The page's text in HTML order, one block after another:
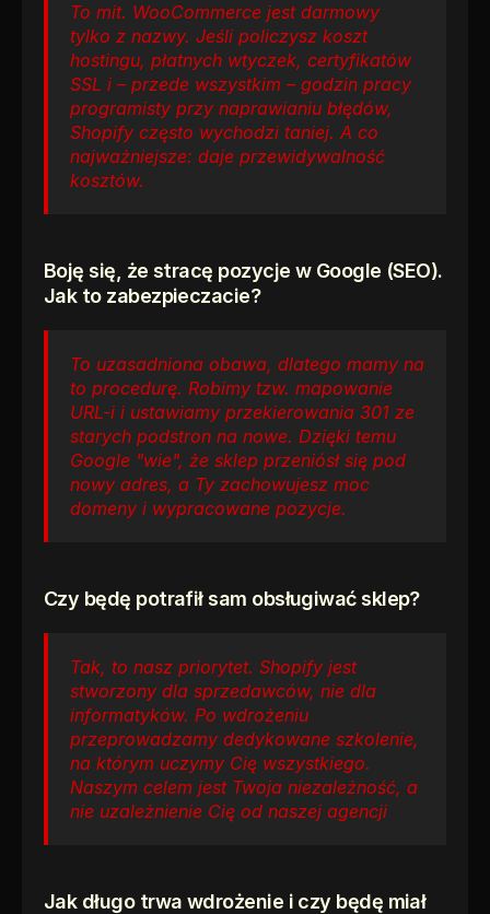
To mit. WooCommerce jest darmowy
tylko z nazwy. Jeśli policzysz koszt
hostingu, płatnych wtyczek, certyfikatów
SSL i – przede wszystkim – godzin pracy
programisty przy naprawianiu błędów,
Shopify często wychodzi taniej. A co
najważniejsze: daje przewidywalność
kosztów.
Boję się, że stracę pozycje w Google (SEO).
Jak to zabezpieczacie?
To uzasadniona obawa, dlatego mamy na
to procedurę. Robimy tzw. mapowanie
URL-i i ustawiamy przekierowania 301 ze
starych podstron na nowe. Dzięki temu
Google "wie", że sklep przeniósł się pod
nowy adres, a Ty zachowujesz moc
domeny i wypracowane pozycje.
Czy będę potrafił sam obsługiwać sklep?
Tak, to nasz priorytet. Shopify jest
stworzony dla sprzedawców, nie dla
informatyków. Po wdrożeniu
przeprowadzamy dedykowane szkolenie,
na którym uczymy Cię wszystkiego.
Naszym celem jest Twoja niezależność, a
nie uzależnienie Cię od naszej agencji
Jak długo trwa wdrożenie i czy będę miał